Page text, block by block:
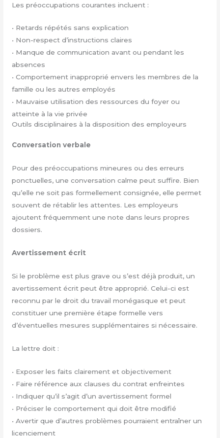
Les préoccupations courantes incluent :
•⁠ ⁠Retards répétés sans explication
•⁠ ⁠Non-respect d’instructions claires
•⁠ ⁠Manque de communication avant ou pendant les
absences
•⁠ ⁠Comportement inapproprié envers les membres de la
famille ou les autres employés
•⁠ ⁠Mauvaise utilisation des ressources du foyer ou
atteinte à la vie privée
Outils disciplinaires à la disposition des employeurs
Conversation verbale
Pour des préoccupations mineures ou des erreurs
ponctuelles, une conversation calme peut suffire. Bien
qu’elle ne soit pas formellement consignée, elle permet
souvent de rétablir les attentes. Les employeurs
ajoutent fréquemment une note dans leurs propres
dossiers.
Avertissement écrit
Si le problème est plus grave ou s’est déjà produit, un
avertissement écrit peut être approprié. Celui-ci est
reconnu par le droit du travail monégasque et peut
constituer une première étape formelle vers
d’éventuelles mesures supplémentaires si nécessaire.
La lettre doit :
•⁠ ⁠Exposer les faits clairement et objectivement
•⁠ ⁠Faire référence aux clauses du contrat enfreintes
•⁠ ⁠Indiquer qu’il s’agit d’un avertissement formel
•⁠ ⁠Préciser le comportement qui doit être modifié
•⁠ ⁠Avertir que d’autres problèmes pourraient entraîner un
licenciement